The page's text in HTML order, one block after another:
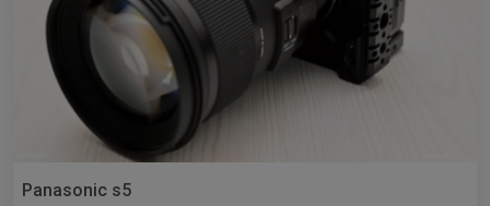
Panasonic s5